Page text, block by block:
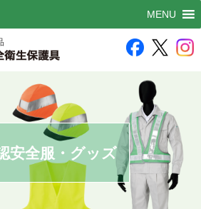
MENU
安全服・グッズ